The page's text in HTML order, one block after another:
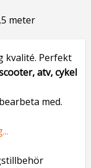
meter
kvalité. Perfekt
atv, cykel
med.